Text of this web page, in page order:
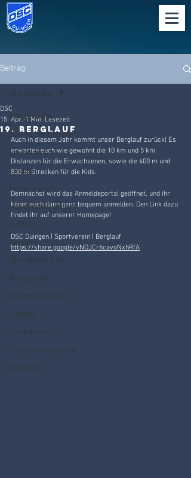
Beitrag
Alle Beiträge
DSC in der Presse
Schwimmen
Tanzen
Förderverein
Hallenbad Duingen
Fußball
Tennis
Sportabzeichen
Wasserball
Veranstaltungen
Jugend
Tischtennis
JSG Leinebergland
Berglauf
Alle Beiträge
19. Berglauf
DSC
15. Apr. 1 Min. Lesezeit
Auch in diesem Jahr kommt unser Berglauf zurück! Es
erwarten euch wie gewohnt die 10 km und 5 km
Distanzen für die Erwachsenen, sowie die 400 m und
800 m Strecken für die Kids.
Demnächst wird das Anmeldeportal geöffnet, und ihr
könnt euch dann ganz bequem anmelden. Den Link dazu
findet ihr auf unserer Homepage!
DSC Duingen | Sportverein I Berglauf
https://share.google/vNOJCr6cavoNxhRfA